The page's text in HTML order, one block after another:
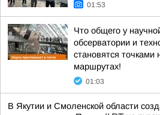
01:53
Что общего у
обсерватории и
становятся точками
маршрутах!
01:03
В Якутии и Смоленской области